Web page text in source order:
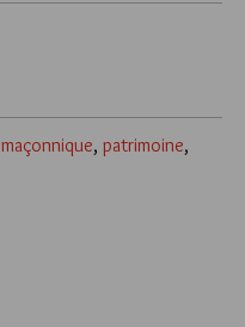
maçonnique, patrimoine,